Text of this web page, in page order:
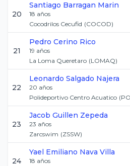
20
Santiago Barragan Marin
18 años
Cocodrilos Cecufid (COCOD)
21
Pedro Cerino Rico
19 años
La Loma Queretaro (LOMAQ)
22
Leonardo Salgado Najera
20 años
Polideportivo Centro Acuatico (
23
Jacob Guillen Zepeda
23 años
Zarcswim (ZSSW)
24
Yael Emiliano Nava Villa
18 años